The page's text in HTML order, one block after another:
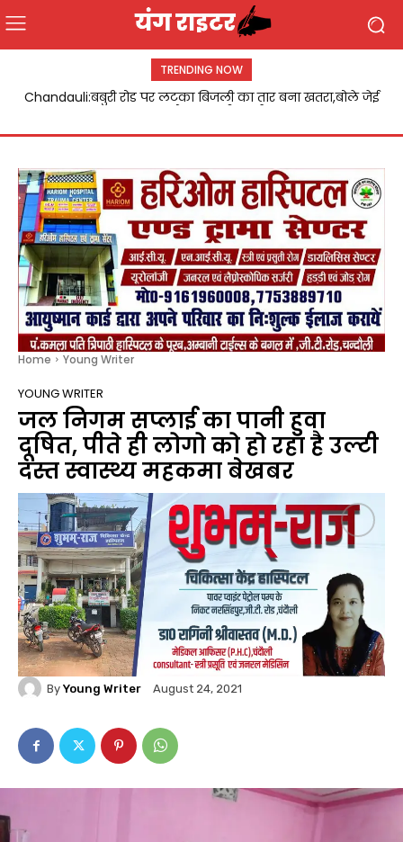
TRENDING NOW
Chandauli:बबुरी रोड पर लटका बिजली का तार बना खतरा,बोले जेई
Home Young Writer
YOUNG WRITER
जल निगम सप्लाई का पानी हुवा
दूषित, पीते ही लोगो को हो रहा है उल्टी
दस्त स्वास्थ्य महकमा बेखबर
By Young Writer August 24, 2021